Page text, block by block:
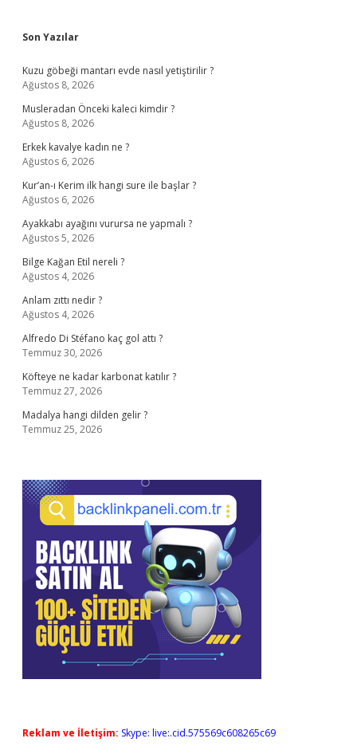
Sidebar
Son Yazılar
Kuzu göbeği mantarı evde nasıl yetiştirilir ?
Ağustos 8, 2026
Musleradan Önceki kaleci kimdir ?
Ağustos 8, 2026
Erkek kavalye kadın ne ?
Ağustos 6, 2026
Kur’an-ı Kerim ilk hangi sure ile başlar ?
Ağustos 6, 2026
Ayakkabı ayağını vurursa ne yapmalı ?
Ağustos 5, 2026
Bilge Kağan Etil nereli ?
Ağustos 4, 2026
Anlam zıttı nedir ?
Ağustos 4, 2026
Alfredo Di Stéfano kaç gol attı ?
Temmuz 30, 2026
Köfteye ne kadar karbonat katılır ?
Temmuz 27, 2026
Madalya hangi dilden gelir ?
Temmuz 25, 2026
Reklam ve İletişim: Skype: live:.cid.575569c608265c69